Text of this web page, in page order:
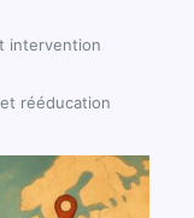
intervention
rééducation